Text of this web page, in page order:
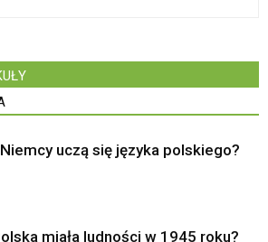
uczą się języka polskiego?
miała ludności w 1945 roku?